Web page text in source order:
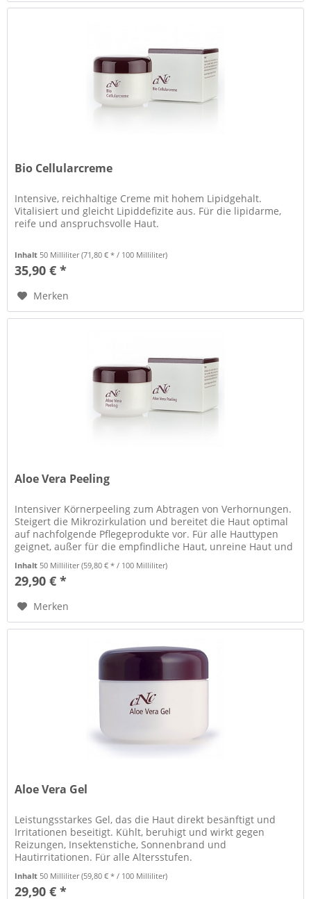
Bio Cellularcreme
Intensive, reichhaltige Creme mit hohem Lipidgehalt.
Vitalisiert und gleicht Lipiddefizite aus. Für die lipidarme,
reife und anspruchsvolle Haut.
Inhalt50 Milliliter(71,80 € * / 100 Milliliter)
35,90 € *
Merken
Aloe Vera Peeling
Intensiver Körnerpeeling zum Abtragen von Verhornungen.
Steigert die Mikrozirkulation und bereitet die Haut optimal
auf nachfolgende Pflegeprodukte vor. Für alle Hauttypen
geignet, außer für die empfindliche Haut, unreine Haut und
Inhalt50 Milliliter(59,80 € * / 100 Milliliter)
29,90 € *
Merken
Aloe Vera Gel
Leistungsstarkes Gel, das die Haut direkt besänftigt und
Irritationen beseitigt. Kühlt, beruhigt und wirkt gegen
Reizungen, Insektenstiche, Sonnenbrand und
Hautirritationen. Für alle Altersstufen.
Inhalt 50 Milliliter(59,80 € * / 100 Milliliter)
29,90 € *